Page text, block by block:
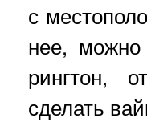
с
нее,
рингтон,
сделать